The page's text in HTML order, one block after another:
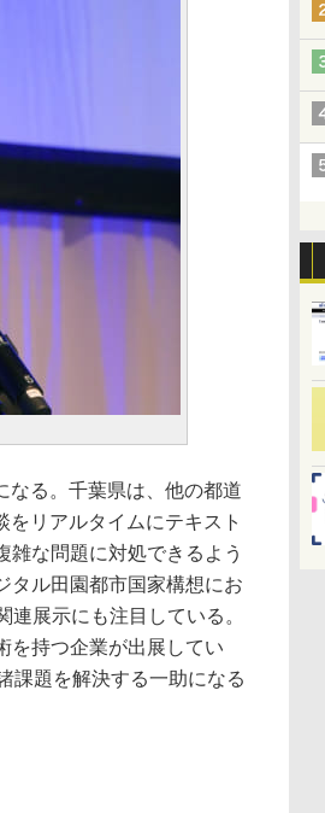
る。千葉県は、他の都道
リアルタイムにテキスト
雑な問題に対処できるよう
タル田園都市国家構想にお
展示にも注目している。
を持つ企業が出展してい
課題を解決する一助になる